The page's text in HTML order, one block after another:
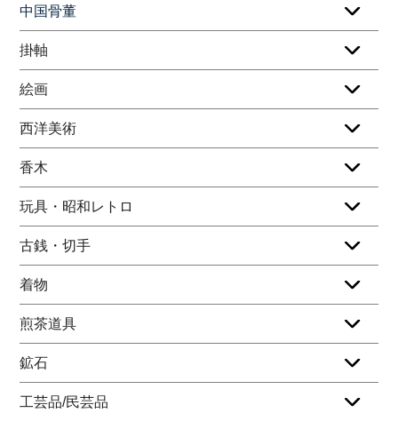
中国骨董
掛軸
絵画
西洋美術
香木
玩具・昭和レトロ
古銭・切手
着物
煎茶道具
鉱石
工芸品/民芸品